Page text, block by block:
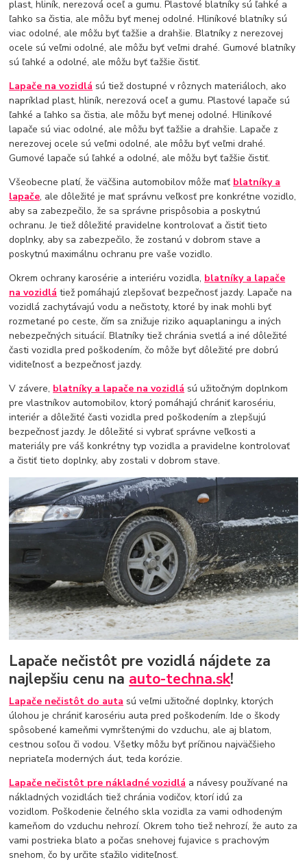
plast, hliník, nerezová oceľ a gumu. Plastové blatníky sú ľahké a
ľahko sa čistia, ale môžu byť menej odolné. Hliníkové blatníky sú
viac odolné, ale môžu byť ťažšie a drahšie. Blatníky z nerezovej
ocele sú veľmi odolné, ale môžu byť veľmi drahé. Gumové blatníky
sú ľahké a odolné, ale môžu byť ťažšie čistiť.
Lapače na vozidlá sú tiež dostupné v rôznych materiáloch, ako
napríklad plast, hliník, nerezová oceľ a gumu. Plastové lapače sú
ľahké a ľahko sa čistia, ale môžu byť menej odolné. Hliníkové
lapače sú viac odolné, ale môžu byť ťažšie a drahšie. Lapače z
nerezovej ocele sú veľmi odolné, ale môžu byť veľmi drahé.
Gumové lapače sú ľahké a odolné, ale môžu byť ťažšie čistiť.
Všeobecne platí, že väčšina automobilov môže mať blatníky a
lapače, ale dôležité je mať správnu veľkosť pre konkrétne vozidlo,
aby sa zabezpečilo, že sa správne prispôsobia a poskytnú
ochranu. Je tiež dôležité pravidelne kontrolovať a čistiť tieto
doplnky, aby sa zabezpečilo, že zostanú v dobrom stave a
poskytnú maximálnu ochranu pre vaše vozidlo.
Okrem ochrany karosérie a interiéru vozidla, blatníky a lapače
na vozidlá tiež pomáhajú zlepšovať bezpečnosť jazdy. Lapače na
vozidlá zachytávajú vodu a nečistoty, ktoré by inak mohli byť
rozmetané po ceste, čím sa znižuje riziko aquaplaningu a iných
nebezpečných situácií. Blatníky tiež chránia svetlá a iné dôležité
časti vozidla pred poškodením, čo môže byť dôležité pre dobrú
viditeľnosť a bezpečnosť jazdy.
V závere, blatníky a lapače na vozidlá sú užitočným doplnkom
pre vlastníkov automobilov, ktorý pomáhajú chrániť karosériu,
interiér a dôležité časti vozidla pred poškodením a zlepšujú
bezpečnosť jazdy. Je dôležité si vybrať správne veľkosti a
materiály pre váš konkrétny typ vozidla a pravidelne kontrolovať
a čistiť tieto doplnky, aby zostali v dobrom stave.
Lapače nečistôt pre vozidlá nájdete za
najlepšiu cenu na auto-techna.sk!
Lapače nečistôt do auta sú veľmi užitočné doplnky, ktorých
úlohou je chrániť karosériu auta pred poškodením. Ide o škody
spôsobené kameňmi vymrštenými do vzduchu, ale aj blatom,
cestnou soľou či vodou. Všetky môžu byť príčinou najväčšieho
nepriateľa moderných áut, teda korózie.
Lapače nečistôt pre nákladné vozidlá a návesy používané na
nákladných vozidlách tiež chránia vodičov, ktorí idú za
vozidlom. Poškodenie čelného skla vozidla za vami odhodeným
kameňom do vzduchu nehrozí. Okrem toho tiež nehrozí, že auto za
vami postrieka blato a počas snehovej fujavice s prachovým
snehom, čo by určite sťažilo viditeľnosť.